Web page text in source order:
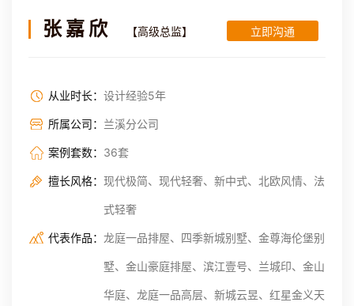
张嘉欣 【高级总监】 立即沟通
从业时长： 设计经验5年
所属公司： 兰溪分公司
案例套数： 36套
擅长风格： 现代极简、现代轻奢、新中式、北欧风情、法
式轻奢
代表作品： 龙庭一品排屋、四季新城别墅、金尊海伦堡别
墅、金山豪庭排屋、滨江壹号、兰城印、金山
华庭、龙庭一品高层、新城云昱、红星金义天